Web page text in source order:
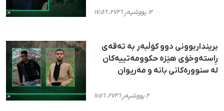
١٢ پووشپەڕ ٢٧٢٦، ١٧:٥٦
برینداربوونی دوو کۆڵبەر بە تەقەی
ڕاستەوخۆی هێزە حکوومەتییەکان
لە سنوورەکانی بانە و مەریوان
٢ پووشپەڕ ٢٧٢٦، ١١:٥٦